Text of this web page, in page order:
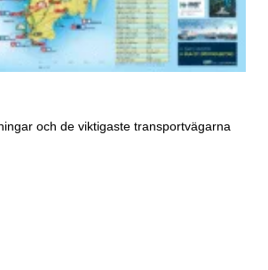
och de viktigaste transportvägarna